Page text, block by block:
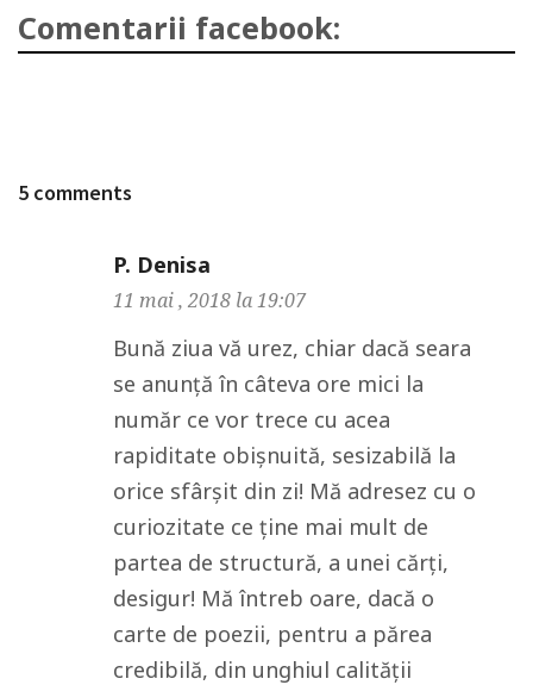
Comentarii facebook:
5 comments
P. Denisa
11 mai , 2018 la 19:07
Bună ziua vă urez, chiar dacă seara
se anunță în câteva ore mici la
număr ce vor trece cu acea
rapiditate obișnuită, sesizabilă la
orice sfârșit din zi! Mă adresez cu o
curiozitate ce ține mai mult de
partea de structură, a unei cărți,
desigur! Mă întreb oare, dacă o
carte de poezii, pentru a părea
credibilă, din unghiul calității